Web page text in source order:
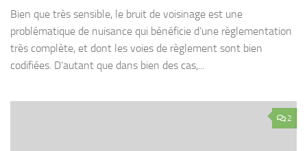
Bien que très sensible, le bruit de voisinage est une
problématique de nuisance qui bénéficie d’une règlementation
très complète, et dont les voies de règlement sont bien
codifiées. D’autant que dans bien des cas,...
2